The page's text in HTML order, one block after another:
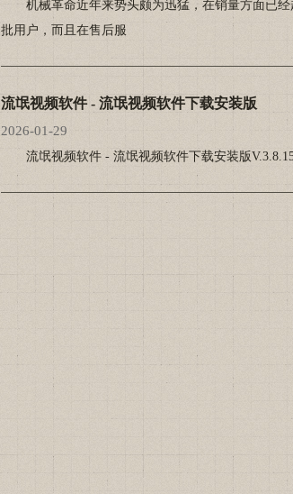
机械革命近年来势头颇为迅猛，在销量方面已经
批用户，而且在售后服
流氓视频软件 - 流氓视频软件下载安装版
2026-01-29
流氓视频软件 - 流氓视频软件下载安装版